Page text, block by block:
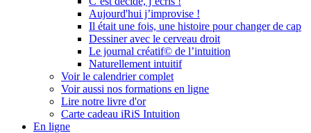
Aujourd'hui j’improvise !
Il était une fois, une histoire pour changer de cap
Dessiner avec le cerveau droit
Le journal créatif© de l’intuition
Naturellement intuitif
Voir le calendrier complet
Voir aussi nos formations en ligne
Lire notre livre d'or
Carte cadeau iRiS Intuition
En ligne